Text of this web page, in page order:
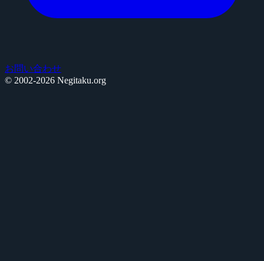
お問い合わせ
© 2002-2026 Negitaku.org